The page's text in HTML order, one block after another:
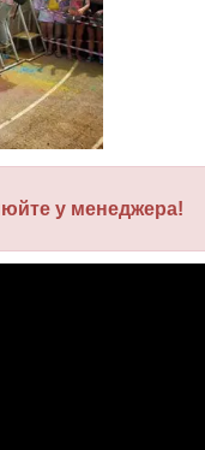
у менеджера!